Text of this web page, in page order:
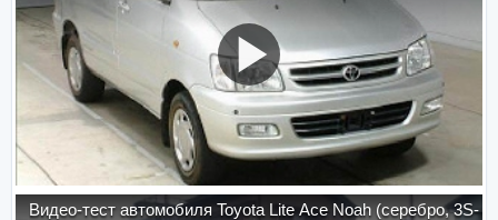
Видео-тест автомобиля Toyota Lite Ace Noah (серебро, 3S-